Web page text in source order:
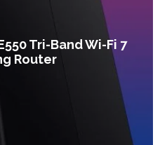
Tri-Band Wi-Fi 7
Router